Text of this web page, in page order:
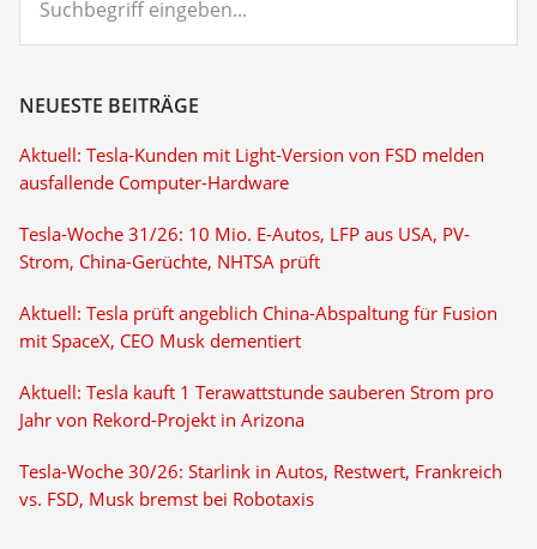
eingeben...
NEUESTE BEITRÄGE
Aktuell: Tesla-Kunden mit Light-Version von FSD melden
ausfallende Computer-Hardware
Tesla-Woche 31/26: 10 Mio. E-Autos, LFP aus USA, PV-
Strom, China-Gerüchte, NHTSA prüft
Aktuell: Tesla prüft angeblich China-Abspaltung für Fusion
mit SpaceX, CEO Musk dementiert
Aktuell: Tesla kauft 1 Terawattstunde sauberen Strom pro
Jahr von Rekord-Projekt in Arizona
Tesla-Woche 30/26: Starlink in Autos, Restwert, Frankreich
vs. FSD, Musk bremst bei Robotaxis